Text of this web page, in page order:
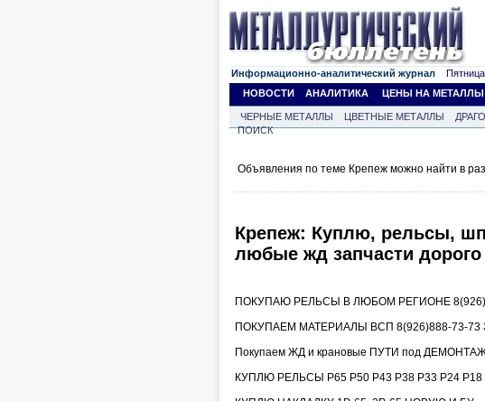
Информационно-аналитический журнал Пятница,
НОВОСТИ
АНАЛИТИКА ЦЕНЫ НА МЕТАЛЛЫ
ЧЕРНЫЕ МЕТАЛЛЫ ЦВЕТНЫЕ МЕТАЛЛЫ
ПОИСК
Объявления по теме Крепеж можно найти в
Крепеж: Куплю, рельсы,
любые жд запчасти дорого
ПОКУПАЮ РЕЛЬСЫ В ЛЮБОМ РЕГИОНЕ
ПОКУПАЕМ МАТЕРИАЛЫ ВСП 8(926)888-73-73
Покупаем ЖД и крановые ПУТИ под
КУПЛЮ РЕЛЬСЫ Р65 Р50 Р43 Р38 Р33 Р24